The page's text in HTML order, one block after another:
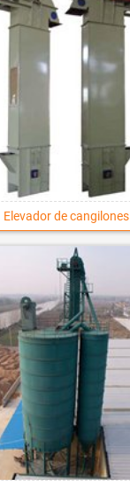
Elevador de cangilones